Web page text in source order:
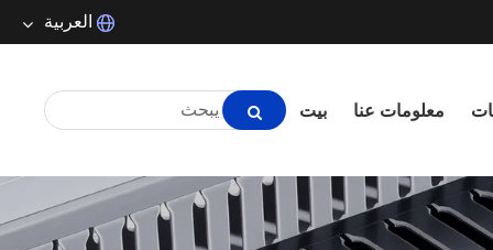
العربية
بيت معلومات عنا